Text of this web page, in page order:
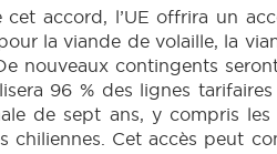
accord, l’UE offrira un
la viande de volaille, la
nouveaux contingents
96 % des lignes
de sept ans, y compris
chiliennes. Cet accès peut